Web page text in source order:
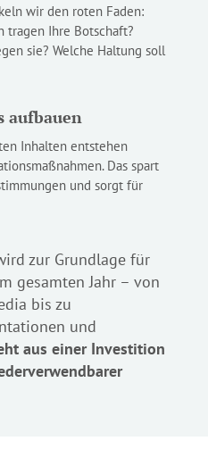
wir den roten Faden:
tragen Ihre Botschaft?
sie? Welche Haltung soll
aufbauen
Inhalten ent­stehen
Das spart
und sorgt für
zur Grundlage für
gesamten Jahr – von
bis zu
und
aus einer Investition